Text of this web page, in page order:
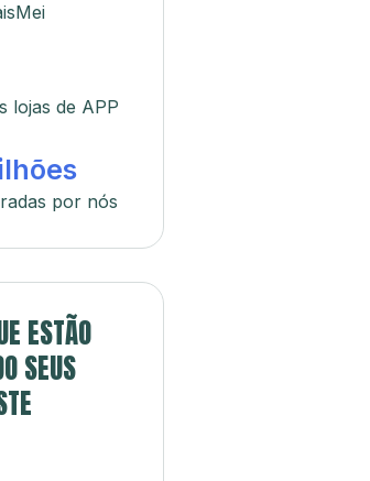
lojas de APP
por nós
ESTÃO
SEUS